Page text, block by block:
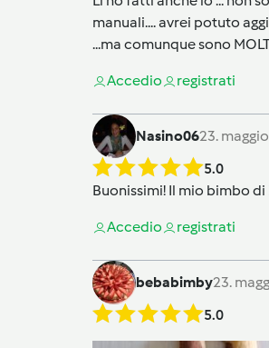
manuali.... avrei potuto
...ma comunque sono
Accedio registrati
Nasino0623.
5.0
Buonissimi! Il mio bimbo di
Accedio registrati
bebabimby23.
5.0